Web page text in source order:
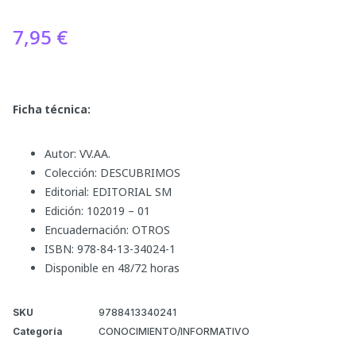
7,95 €
Ficha técnica:
Autor: VV.AA.
Colección: DESCUBRIMOS
Editorial: EDITORIAL SM
Edición: 102019 – 01
Encuadernación: OTROS
ISBN: 978-84-13-34024-1
Disponible en 48/72 horas
SKU
9788413340241
Categoría
CONOCIMIENTO/INFORMATIVO